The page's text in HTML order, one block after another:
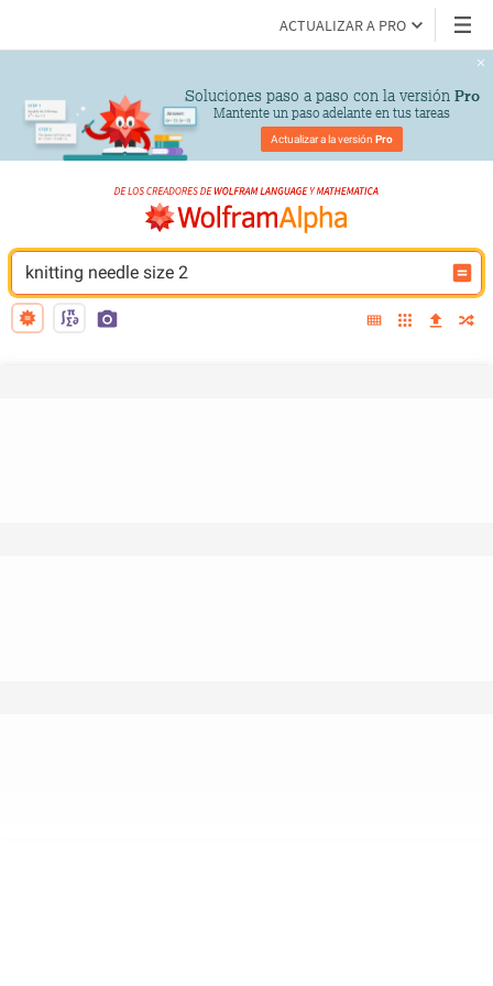
ACTUALIZAR A PRO
Soluciones paso a paso con la versión Pro
Mantente un paso adelante en tus tareas
Actualizar a la versión Pro
knitting needle size 2